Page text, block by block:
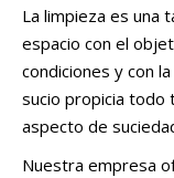
La limpieza es una
espacio con el
condiciones y con
sucio propicia todo
aspecto de
Nuestra empresa